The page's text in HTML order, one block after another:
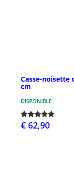
Casse-noisette
cm
DISPONIBLE
€ 62,90